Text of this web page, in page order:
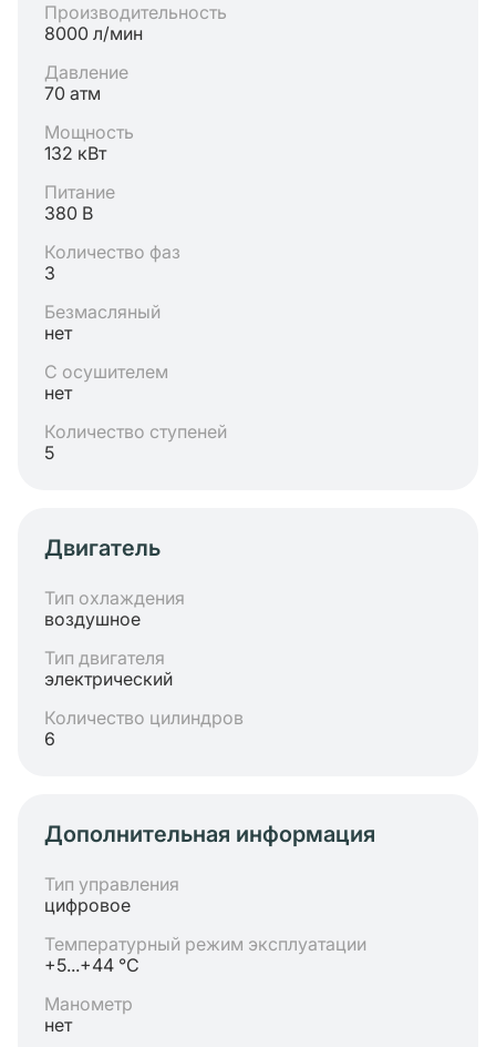
Производительность
8000 л/мин
Давление
70 атм
Мощность
132 кВт
Питание
380 В
Количество фаз
3
Безмасляный
нет
С осушителем
нет
Количество ступеней
5
Двигатель
Тип охлаждения
воздушное
Тип двигателя
электрический
Количество цилиндров
6
Дополнительная информация
Тип управления
цифровое
Температурный режим эксплуатации
+5...+44 °C
Манометр
нет